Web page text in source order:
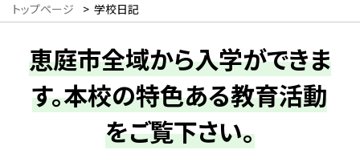
トップページ > 学校日記
恵庭市全域から入学ができま
す。本校の特色ある教育活動
をご覧下さい。